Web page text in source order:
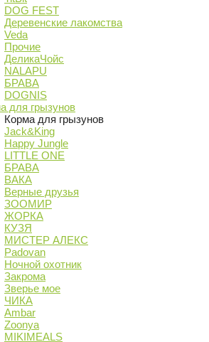
DOG FEST
Деревенские лакомства
Veda
Прочие
ДеликаЧойс
NALAPU
БРАВА
DOGNIS
для грызунов
Корма для грызунов
Jack&King
Happy Jungle
LITTLE ONE
БРАВА
ВАКА
Верные друзья
ЗООМИР
ЖОРКА
КУЗЯ
МИСТЕР АЛЕКС
Padovan
Ночной охотник
Закрома
Зверье мое
ЧИКА
Ambar
Zoonya
MIKIMEALS